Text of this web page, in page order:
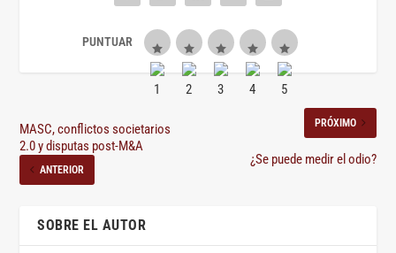
MASC, conflictos societarios
2.0 y disputas post-M&A
ANTERIOR
PRÓXIMO
¿Se puede medir el odio?
SOBRE EL AUTOR